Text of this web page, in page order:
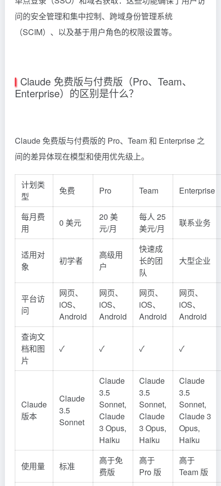
问的安全管理和集中控制、跨域身份管理系统
（SCIM）、以及基于用户角色的权限设置等。
Claude 免费版与付费版（Pro、Team、
Enterprise）的区别是什么？
Claude 免费版与付费版的 Pro、Team 和 Enterprise 之
间的差异体现在模型和使用优先级上。
计划类
型
免费 Pro Team Enterprise
每月费
用
0 美元
20 美
元/月
每人 25
美元/月
联系业务
适用对
象
初学者
高级用
户
快速成
长的团
队
大型企业
平台访
问
网页、
iOS、
Android
网页、
iOS、
Android
网页、
iOS、
Android
网页、
iOS、
Android
查询文
档和图
片
✓ ✓ ✓ ✓
Claude
版本
Claude
3.5
Sonnet
Claude
3.5
Sonnet,
Claude
3 Opus,
Haiku
Claude
3.5
Sonnet,
Claude
3 Opus,
Haiku
Claude
3.5
Sonnet,
Claude 3
Opus,
Haiku
使用量 标准
高于免
费版
高于
Pro 版
高于
Team 版